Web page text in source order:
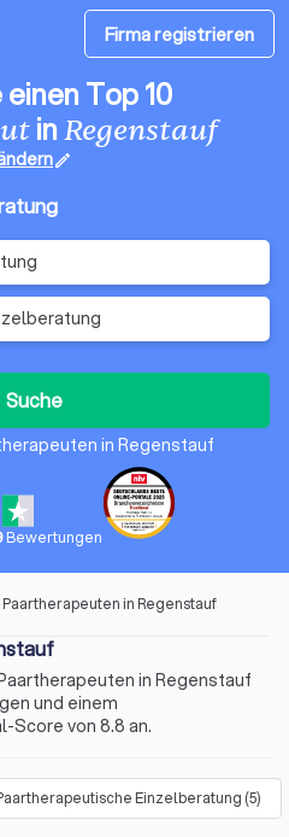
Firma registrieren
Top 10
inRegenstauf
edit
Suche
in Regenstauf
Bewertungen
Paartherapeuten in Regenstauf
in Regenstauf
und einem
von 8.8 an.
Einzelberatung (5)